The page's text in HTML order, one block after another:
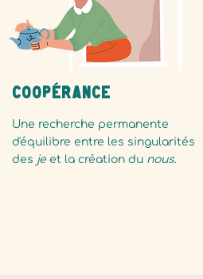
Coopérance
Une recherche permanente
d'équilibre entre les singularités
des je et la création du nous.